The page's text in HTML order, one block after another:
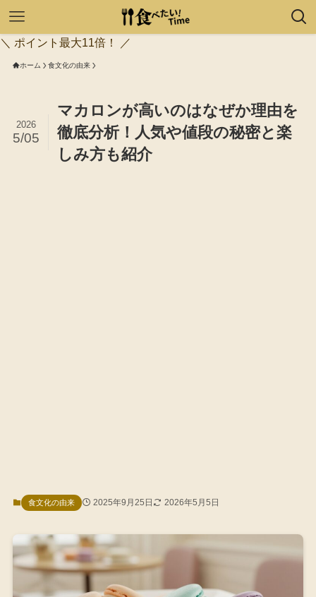
＼ ポイント最大11倍！ ／
ホーム 食文化の由来
マカロンが高いのはなぜか理由を
徹底分析！人気や値段の秘密と楽
しみ方も紹介
2026
5/05
食文化の由来 2025年9月25日 2026年5月5日